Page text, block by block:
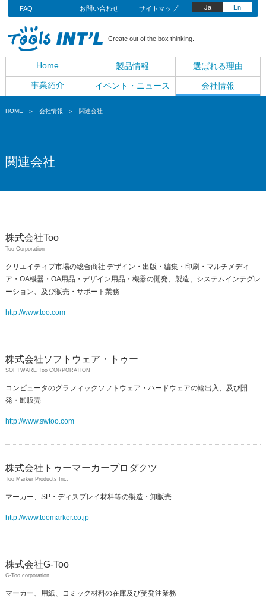
FAQ お問い合わせ サイトマップ Ja En
Create out of the box thinking.
Home 製品情報 選ばれる理由
事業紹介 イベント・ニュース 会社情報
HOME 会社情報 関連会社
関連会社
株式会社Too
Too Corporation
クリエイティブ市場の総合商社 デザイン・出版・編集・印刷・マルチメディ
ア・OA機器・OA用品・デザイン用品・機器の開発、製造、システムインテグレ
ーション、及び販売・サポート業務
http://www.too.com
株式会社ソフトウェア・トゥー
SOFTWARE Too CORPORATION
コンピュータのグラフィックソフトウェア・ハードウェアの輸出入、及び開
発・卸販売
http://www.swtoo.com
株式会社トゥーマーカープロダクツ
Too Marker Products Inc.
マーカー、SP・ディスプレイ材料等の製造・卸販売
http://www.toomarker.co.jp
株式会社G-Too
G-Too corporation.
マーカー、用紙、コミック材料の在庫及び受発注業務